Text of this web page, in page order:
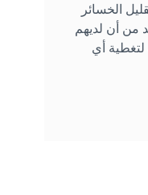
الخسائر
من أن لديهم
لتغطية أي